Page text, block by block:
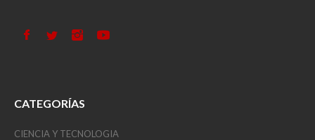
CATEGORÍAS
CIENCIA Y TECNOLOGIA